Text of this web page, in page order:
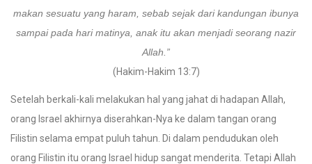
makan sesuatu yang haram, sebab sejak dari kandungan ibunya
sampai pada hari matinya, anak itu akan menjadi seorang nazir
Allah.”
(Hakim-Hakim 13:7)
Setelah berkali-kali melakukan hal yang jahat di hadapan Allah,
orang Israel akhirnya diserahkan-Nya ke dalam tangan orang
Filistin selama empat puluh tahun. Di dalam pendudukan oleh
orang Filistin itu orang Israel hidup sangat menderita. Tetapi Allah